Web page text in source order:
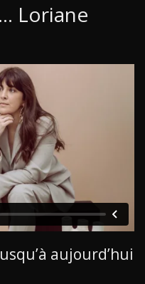
Loriane
aujourd’hui